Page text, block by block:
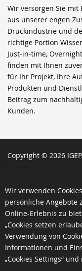
Wir versorgen Sie mit
aus unserer engen
Druckindustrie und
richtige Portion
Just-in-time,
finden mit Ihnen
für Ihr Projekt, Ihre
Produkten und
Beitrag zum
Kunden.
Copyright © 2026
Wir verwenden
persönliche Angebote
Online-Erlebnis zu
„Cookies setzen
Verwendung von
Informationen und
„Cookies Settings“